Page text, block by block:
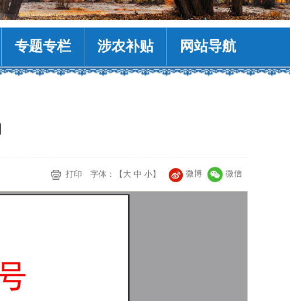
专题专栏 涉农补贴 网站导航
打印 字体：【 大 中 小】 微博 微信